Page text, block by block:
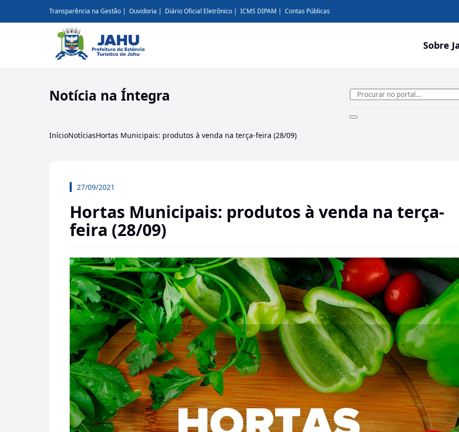
Transparência na Gestão Ouvidoria Diário Oficial Eletrônico ICMS DIPAM Contas Públicas
Sobre
Notícia na Íntegra
InícioNotíciasHortas Municipais: produtos à venda na terça-feira (28/09)
27/09/2021
Hortas Municipais: produtos à venda na terça-
feira (28/09)